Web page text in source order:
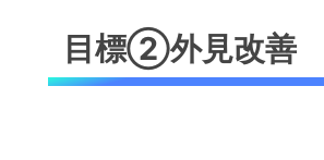
目標②外見改善